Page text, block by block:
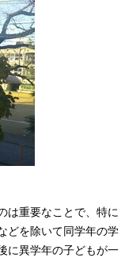
は重要なことで、特に
どを除いて同学年の学
に異学年の子どもが一